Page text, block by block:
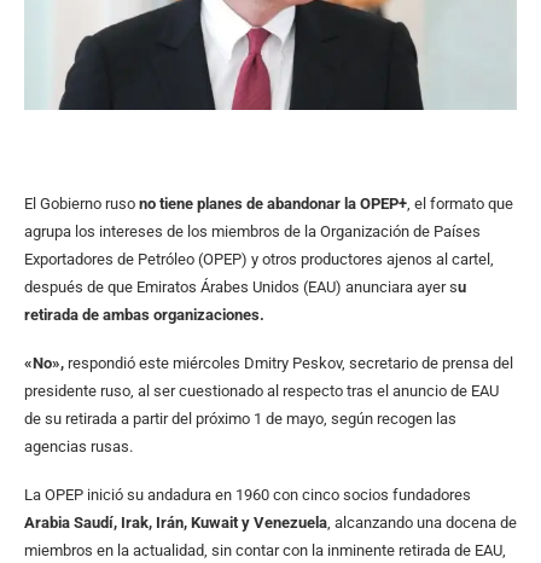
El Gobierno ruso no tiene planes de abandonar la OPEP+ , el formato que
agrupa los intereses de los miembros de la Organización de Países
Exportadores de Petróleo (OPEP) y otros productores ajenos al cartel,
después de que Emiratos Árabes Unidos (EAU) anunciara ayer su
retirada de ambas organizaciones.
«No», respondió este miércoles Dmitry Peskov, secretario de prensa del
presidente ruso, al ser cuestionado al respecto tras el anuncio de EAU
de su retirada a partir del próximo 1 de mayo, según recogen las
agencias rusas.
La OPEP inició su andadura en 1960 con cinco socios fundadores
Arabia Saudí, Irak, Irán, Kuwait y Venezuela , alcanzando una docena de
miembros en la actualidad, sin contar con la inminente retirada de EAU,